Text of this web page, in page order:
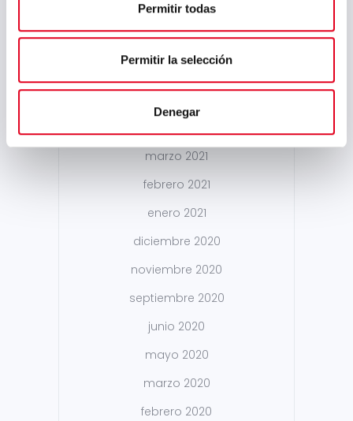
Permitir todas
Permitir la selección
Denegar
enero 2022
diciembre 2021
marzo 2021
febrero 2021
enero 2021
diciembre 2020
noviembre 2020
septiembre 2020
junio 2020
mayo 2020
marzo 2020
febrero 2020